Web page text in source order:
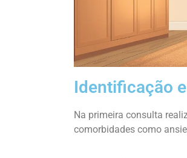
Identificação
Na primeira consulta
comorbidades como